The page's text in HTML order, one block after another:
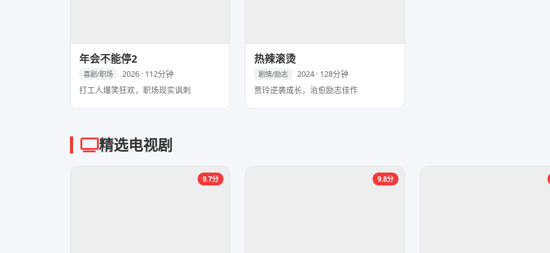
年会不能停2
喜剧/职场
2026 · 112分钟
打工人爆笑狂欢，职场现实讽刺
热辣滚烫
剧情/励志
2024 · 128分钟
贾玲逆袭成长，治愈励志佳作
精选电视剧
9.7分 9.8分